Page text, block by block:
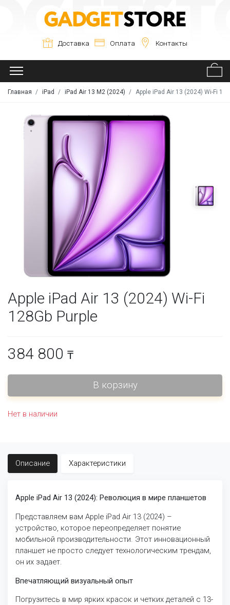
Доставка Оплата Контакты
Главная iPad iPad Air 13 M2 (2024) Apple iPad Air 13 (2024) Wi-Fi
Apple iPad Air 13 (2024) Wi-Fi
128Gb Purple
384 800 ₸
Нет в наличии
Описание Характеристики
Apple iPad Air 13 (2024): Революция в мире планшетов
Представляем вам Apple iPad Air 13 (2024) –
устройство, которое переопределяет понятие
мобильной производительности. Этот инновационный
планшет не просто следует технологическим трендам,
он их задает.
Впечатляющий визуальный опыт
Погрузитесь в мир ярких красок и четких деталей с 13-